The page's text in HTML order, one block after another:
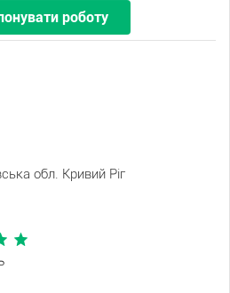
роботу
обл. Кривий Ріг